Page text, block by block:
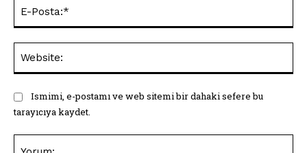
Ismimi, e-postamı ve web sitemi bir dahaki sefere bu
tarayıcıya kaydet.